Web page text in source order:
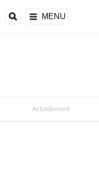
MENU
Actuellement